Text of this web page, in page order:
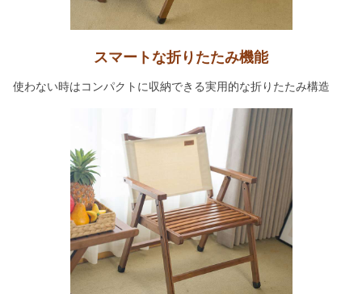
スマートな折りたたみ機能
使わない時はコンパクトに収納できる実用的な折りたたみ構造